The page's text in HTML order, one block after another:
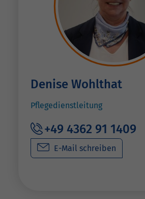
Denise Wohlthat
Pflegedienstleitung
+49 4362 91 1409
E-Mail schreiben